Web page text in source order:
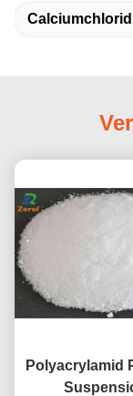
Polyacrylamid